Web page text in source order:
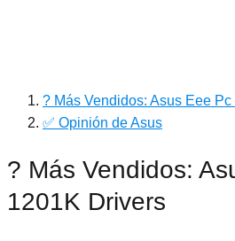
? Más Vendidos: Asus Eee
✅ Opinión de Asus
? Más Vendidos:
1201K Drivers